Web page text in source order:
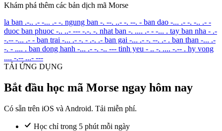
Khám phá thêm các bản dịch mã Morse
la ban .-.. .- -... .- -. ngung ban -. --. ..- -. --. - ban dao -... .- -. -.. .- -
duoc ban phuoc -.. ..- --- -.-. -. nhat ban -. .... .- - -... . tay ban nha - .-
-.-- -... .- - ban trai -... .- -. - .-. .- ban gai -... .- -. --. .- . ban than -... .-
-. - .... . ban dong hanh -... .- -. -.. --- tinh yeu - .. -. .... -.-- . hy vong
.... -.-- ...- ---
TẢI ỨNG DỤNG
Bắt đầu học mã Morse ngay hôm nay
Có sẵn trên iOS và Android. Tải miễn phí.
Học chỉ trong 5 phút mỗi ngày